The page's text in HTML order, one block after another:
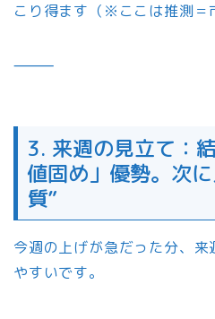
こり得ます（※ここは推測＝
⸻
3. 来週の見立て：
値固め」優勢。次
質”
今週の上げが急だった分、
やすいです。